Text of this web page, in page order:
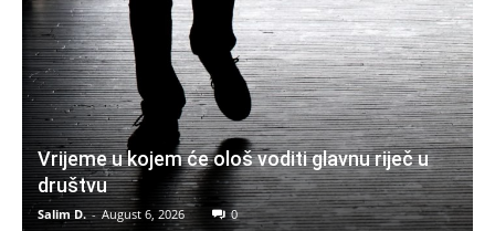
Vrijeme u kojem će ološ voditi glavnu riječ u
društvu
Salim D. - August 6, 2026 0